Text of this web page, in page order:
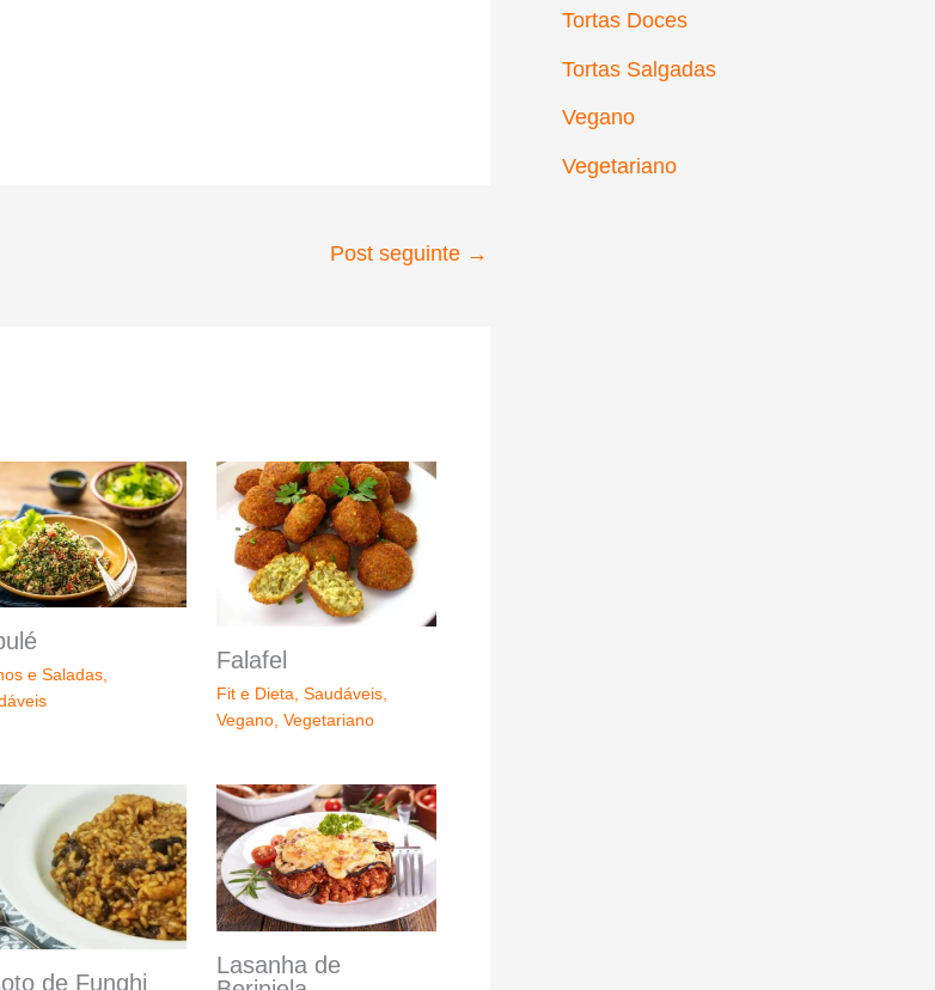
Post seguinte →
e Saladas,
Falafel
Fit e Dieta ,Saudáveis
Vegano ,Vegetariano
de Funghi
Lasanha de
Tortas Doces
Tortas Salgadas
Vegano
Vegetariano